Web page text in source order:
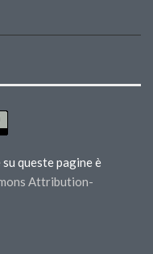
queste pagine è
Attribution-